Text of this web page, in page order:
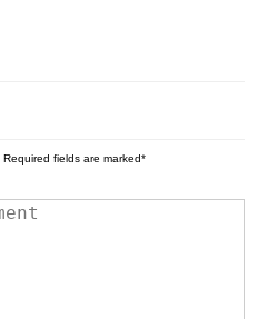
Required fields are marked*